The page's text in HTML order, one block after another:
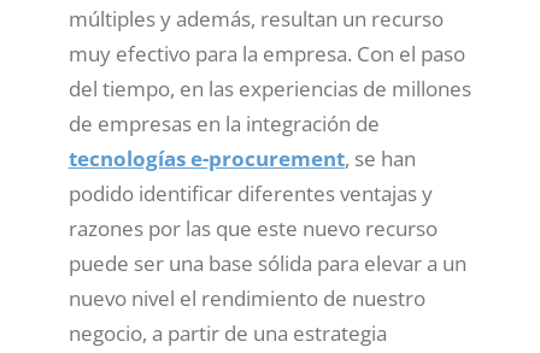
múltiples y además, resultan un recurso
muy efectivo para la empresa. Con el paso
del tiempo, en las experiencias de millones
de empresas en la integración de
tecnologías e-procurement, se han
podido identificar diferentes ventajas y
razones por las que este nuevo recurso
puede ser una base sólida para elevar a un
nuevo nivel el rendimiento de nuestro
negocio, a partir de una estrategia